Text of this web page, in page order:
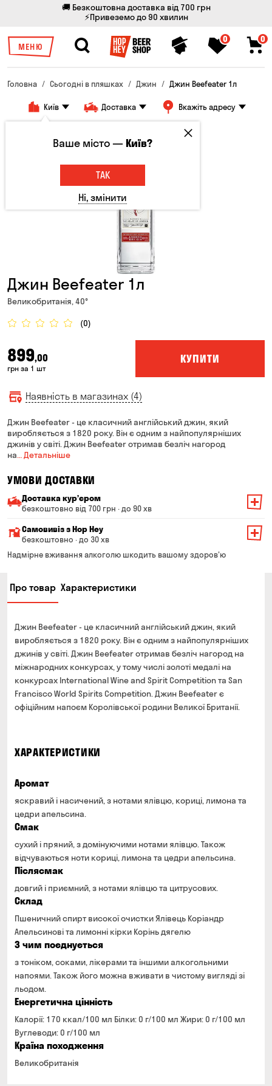
🚚 Безкоштовна доставка від 700 грн
⚡Привеземо до 90 хвилин
МЕНЮ
0 0
Головна Сьогодні в пляшках Джин Джин Beefeater 1л
Київ Доставка Вкажіть адресу
Джин Beefeater 1л
Великобританія, 40°
(0)
899,00
грн за 1 шт
КУПИТИ
Наявність в магазинах (4)
Джин Beefeater - це класичний англійський джин, який
виробляється з 1820 року. Він є одним з найпопулярніших
джинів у світі. Джин Beefeater отримав безліч нагород
на… Детальніше
УМОВИ ДОСТАВКИ
Доставка курʼєром
безкоштовно від 700 грн · до 90 хв
Мінімальна сума всього замовлення — 200 грн
Вартість доставки залежить від суми всього замовлення:
Від 200 до 299 грн
Від 400 до 699 грн
Від 700 грн безкоштовно
Термін доставки — до 90 хвилин
*на час доставки можуть впливати повітряні тривоги
Оплата:
готівкою кур'єру
банківською картою на сайті
Самовивіз з Hop Hey
безкоштовно · до 30 хв
Мінімальна сума всього замовлення — 250 грн
Можете без черги забрати з магазину в зручний для
Вас час
готівкою в магазині
банківською картою на сайті та в магазині
Надмірне вживання алкоголю шкодить вашому здоров'ю
Про товар Характеристики
Джин Beefeater - це класичний англійський джин, який
виробляється з 1820 року. Він є одним з найпопулярніших
джинів у світі. Джин Beefeater отримав безліч нагород на
міжнародних конкурсах, у тому числі золоті медалі на
конкурсах International Wine and Spirit Competition та San
Francisco World Spirits Competition. Джин Beefeater є
офіційним напоєм Королівської родини Великої Британії.
ХАРАКТЕРИСТИКИ
Аромат
яскравий і насичений, з нотами ялівцю, кориці, лимона та
цедри апельсина.
Смак
сухий і пряний, з домінуючими нотами ялівцю. Також
відчуваються ноти кориці, лимона та цедри апельсина.
Післясмак
довгий і приємний, з нотами ялівцю та цитрусових.
Склад
Пшеничний спирт високої очистки Ялівець Коріандр
Апельсинові та лимонні кірки Корінь дягелю
З чим поєднується
з тоніком, соками, лікерами та іншими алкогольними
напоями. Також його можна вживати в чистому вигляді зі
льодом.
Енергетична цінність
Калорії: 170 ккал/100 мл Білки: 0 г/100 мл Жири: 0 г/100 мл
Вуглеводи: 0 г/100 мл
Країна походження
Великобританія
Ваше місто —Київ?
ТАК
Ні, змінити